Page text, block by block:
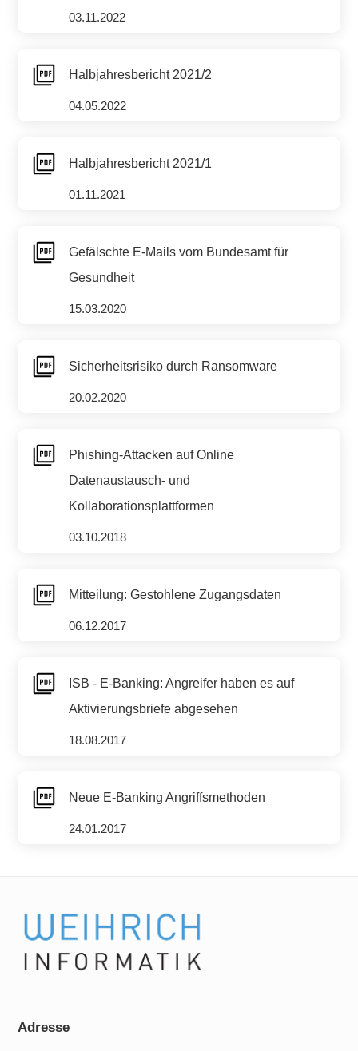
03.11.2022
Halbjahresbericht 2021/2
04.05.2022
Halbjahresbericht 2021/1
01.11.2021
Gefälschte E-Mails vom Bundesamt für
Gesundheit
15.03.2020
Sicherheitsrisiko durch Ransomware
20.02.2020
Phishing-Attacken auf Online
Datenaustausch- und
Kollaborationsplattformen
03.10.2018
Mitteilung: Gestohlene Zugangsdaten
06.12.2017
ISB - E-Banking: Angreifer haben es auf
Aktivierungsbriefe abgesehen
18.08.2017
Neue E-Banking Angriffsmethoden
24.01.2017
Adresse